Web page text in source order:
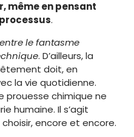
même en pensant
.
le fantasme
. D’ailleurs, la
doit, en
la vie quotidienne.
prouesse chimique ne
humaine. Il s’agit
encore et encore.